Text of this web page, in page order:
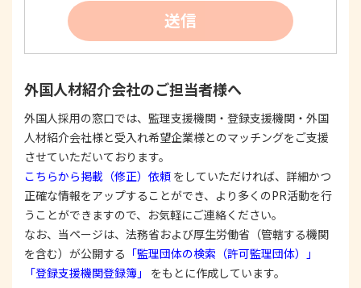
個人情報を利用する際は、本人に明示、通知、ま
たは公表した利用目的の範囲内に限定し、それに
反する目的外利用を行なわないための措置を講じ
する際は、本人が同意を与えた利用目的の範囲内
で、適法にこれを行います。
2. 安全対策の実施について
個人情報の正確性およびその利用の安全性を確保す
るため、情報セキュリティ対策を始めとする安全措
置を構築し、個人情報への不正アクセス、個人情報
の漏洩、滅失または毀損等の的確な防止とセキュリ
ティの是正に努めます。
3. 苦情および相談等に対する適正な対応について
本人からの苦情および相談があった場合には、適切
送信
外国人材紹介会社のご担当者様へ
外国人採用の窓口では、監理支援機関・登録支援機関・外国
人材紹介会社様と受入れ希望企業様とのマッチングをご支援
させていただいております。
こちらから掲載（修正）依頼 をしていただければ、詳細かつ
正確な情報をアップすることができ、より多くのPR活動を行
うことができますので、お気軽にご連絡ください。
なお、当ページは、法務省および厚生労働省（管轄する機関
を含む）が公開する 「監理団体の検索（許可監理団体）」
「登録支援機関登録簿」
をもとに作成しています。